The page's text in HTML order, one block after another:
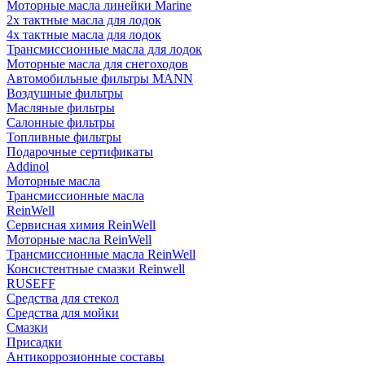
Моторные масла линейки Marine
2х тактные масла для лодок
4х тактные масла для лодок
Трансмиссионные масла для лодок
Моторные масла для снегоходов
Автомобильные фильтры MANN
Воздушные фильтры
Масляные фильтры
Салонные фильтры
Топливные фильтры
Подарочные сертификаты
Addinol
Моторные масла
Трансмиссионные масла
ReinWell
Сервисная химия ReinWell
Моторные масла ReinWell
Трансмиссионные масла ReinWell
Консистентные смазки Reinwell
RUSEFF
Средства для стекол
Средства для мойки
Смазки
Присадки
Антикоррозионные составы